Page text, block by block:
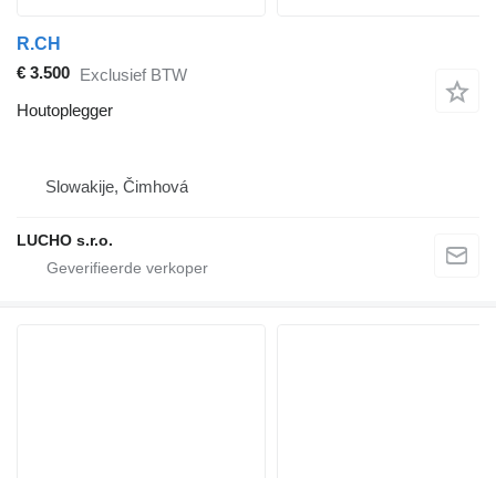
R.CH
€ 3.500 Exclusief BTW
Houtoplegger
Slowakije, Čimhová
LUCHO s.r.o.